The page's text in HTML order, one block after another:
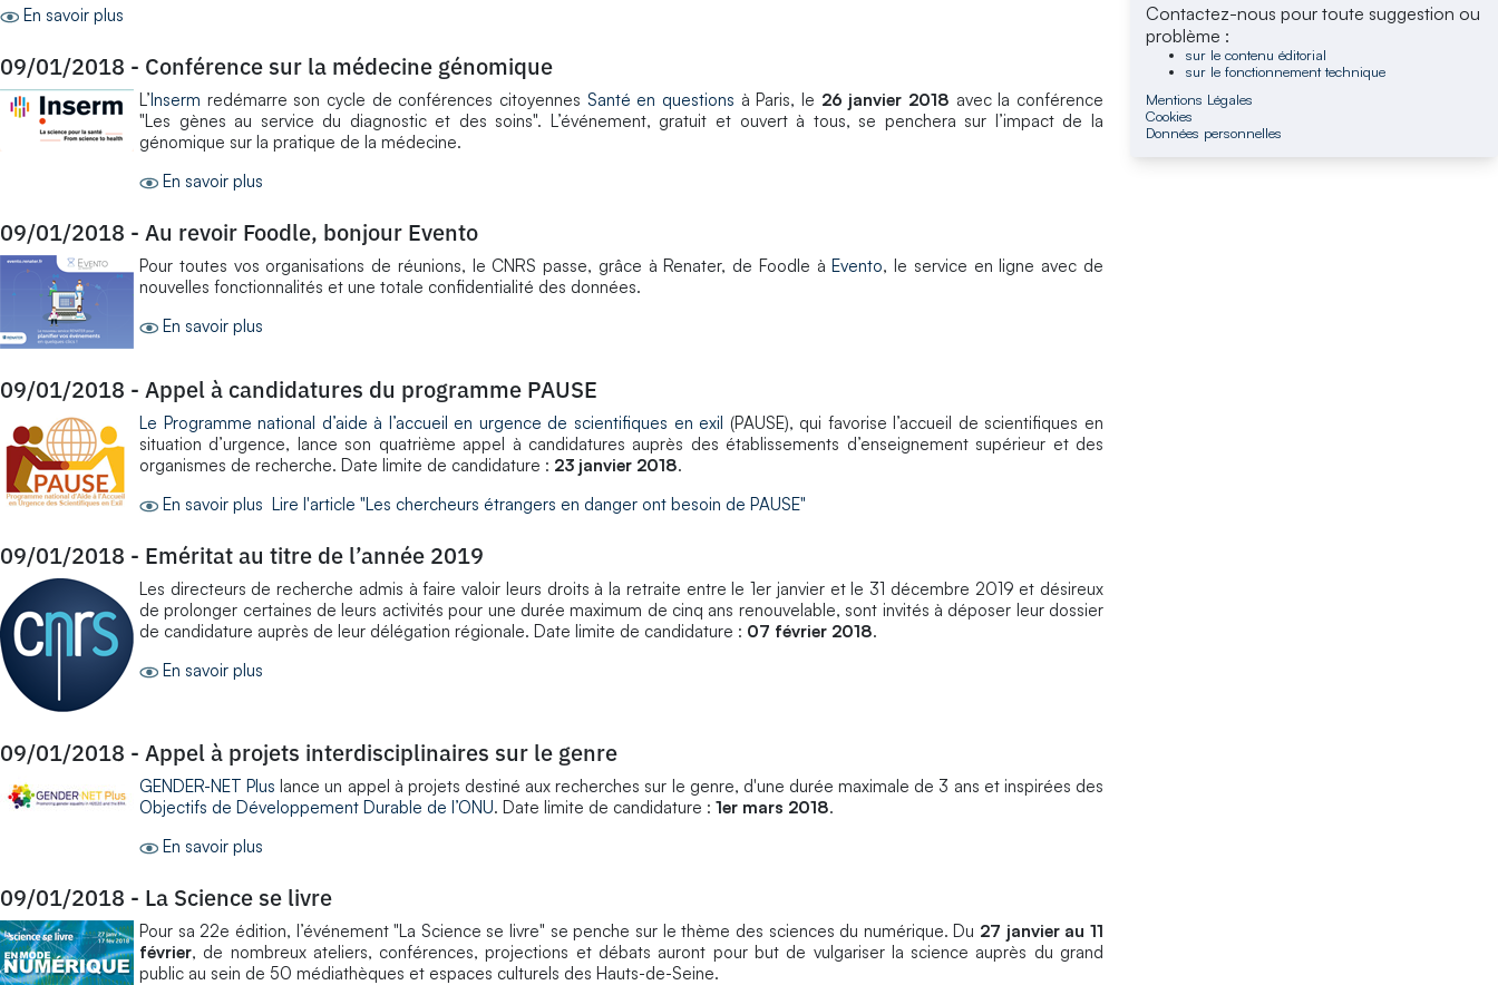
En savoir plus
09/01/2018 - Conférence sur la médecine génomique
L’Inserm redémarre son cycle de conférences citoyennes Santé en questions à Paris, le 26 janvier 2018 avec la conférence
"Les gènes au service du diagnostic et des soins". L’événement, gratuit et ouvert à tous, se penchera sur l’impact de la
génomique sur la pratique de la médecine.
En savoir plus
09/01/2018 - Au revoir Foodle, bonjour Evento
Pour toutes vos organisations de réunions, le CNRS passe, grâce à Renater, de Foodle àEvento, le service en ligne avec de
nouvelles fonctionnalités et une totale confidentialité des données.
En savoir plus
09/01/2018 - Appel à candidatures du programme PAUSE
Le Programme national d’aide à l’accueil en urgence de scientifiques en exil (PAUSE), qui favorise l’accueil de scientifiques en
situation d’urgence, lance son quatrième appel à candidatures auprès des établissements d’enseignement supérieur et des
organismes de recherche. Date limite de candidature : 23 janvier 2018.
En savoir plus Lire l'article "Les chercheurs étrangers en danger ont besoin de PAUSE"
09/01/2018 - Eméritat au titre de l’année 2019
Les directeurs de recherche admis à faire valoir leurs droits à la retraite entre le 1er janvier et le 31 décembre 2019 et désireux
de prolonger certaines de leurs activités pour une durée maximum de cinq ans renouvelable, sont invités à déposer leur dossier
de candidature auprès de leur délégation régionale. Date limite de candidature : 07 février 2018.
En savoir plus
09/01/2018 - Appel à projets interdisciplinaires sur le genre
GENDER-NET Plus lance un appel à projets destiné aux recherches sur le genre, d'une durée maximale de 3 ans et inspirées des
Objectifs de Développement Durable de l’ONU. Date limite de candidature : 1er mars 2018.
En savoir plus
09/01/2018 - La Science se livre
Pour sa 22e édition, l’événement "La Science se livre" se penche sur le thème des sciences du numérique. Du 27 janvier au 11
février, de nombreux ateliers, conférences, projections et débats auront pour but de vulgariser la science auprès du grand
public au sein de 50 médiathèques et espaces culturels des Hauts-de-Seine.
Contactez-nous pour toute suggestion ou
problème :
sur le contenu éditorial
sur le fonctionnement technique
Mentions Légales
Cookies
Données personnelles